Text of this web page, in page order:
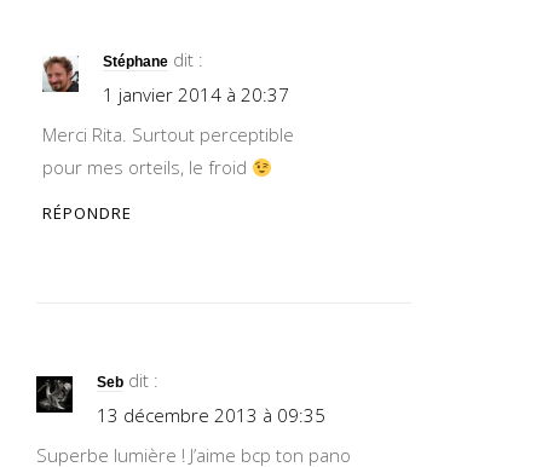
Stéphane dit :
1 janvier 2014 à 20:37
Merci Rita. Surtout perceptible
pour mes orteils, le froid
RÉPONDRE
Seb dit :
13 décembre 2013 à 09:35
Superbe lumière ! J’aime bcp ton pano